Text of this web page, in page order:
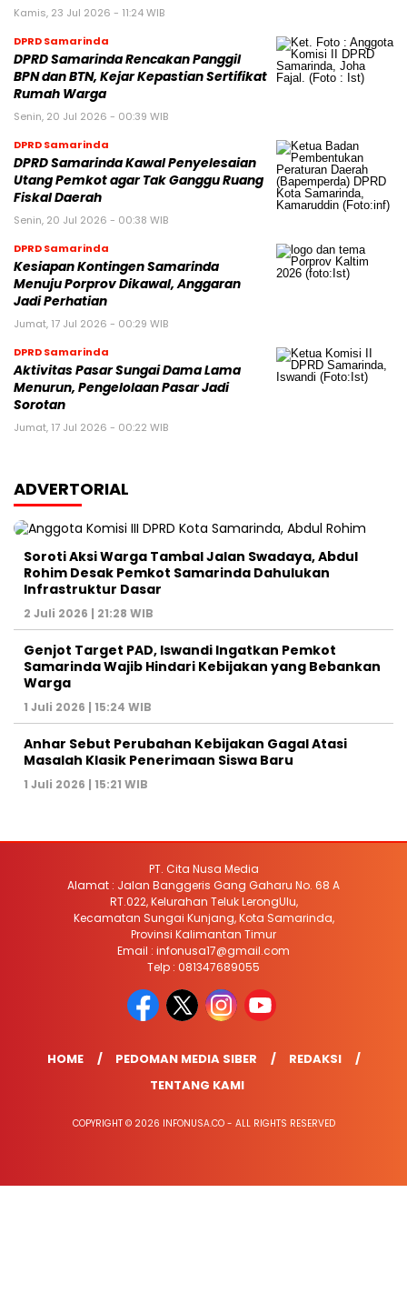
Kamis, 23 Jul 2026 - 11:24 WIB
DPRD Samarinda
DPRD Samarinda Rencakan Panggil
BPN dan BTN, Kejar Kepastian Sertifikat
Rumah Warga
Senin, 20 Jul 2026 - 00:39 WIB
DPRD Samarinda
DPRD Samarinda Kawal Penyelesaian
Utang Pemkot agar Tak Ganggu Ruang
Fiskal Daerah
Senin, 20 Jul 2026 - 00:38 WIB
DPRD Samarinda
Kesiapan Kontingen Samarinda
Menuju Porprov Dikawal, Anggaran
Jadi Perhatian
Jumat, 17 Jul 2026 - 00:29 WIB
DPRD Samarinda
Aktivitas Pasar Sungai Dama Lama
Menurun, Pengelolaan Pasar Jadi
Sorotan
Jumat, 17 Jul 2026 - 00:22 WIB
ADVERTORIAL
Soroti Aksi Warga Tambal Jalan Swadaya, Abdul
Rohim Desak Pemkot Samarinda Dahulukan
Infrastruktur Dasar
2 Juli 2026 | 21:28 WIB
Genjot Target PAD, Iswandi Ingatkan Pemkot
Samarinda Wajib Hindari Kebijakan yang Bebankan
Warga
1 Juli 2026 | 15:24 WIB
Anhar Sebut Perubahan Kebijakan Gagal Atasi
Masalah Klasik Penerimaan Siswa Baru
1 Juli 2026 | 15:21 WIB
PT. Cita Nusa Media
Alamat : Jalan Banggeris Gang Gaharu No. 68 A
RT.022, Kelurahan Teluk LerongUlu,
Kecamatan Sungai Kunjang, Kota Samarinda,
Provinsi Kalimantan Timur
Email : infonusa17@gmail.com
Telp : 081347689055
HOME PEDOMAN MEDIA SIBER
REDAKSI
TENTANG KAMI
COPYRIGHT © 2026 INFONUSA.CO - ALL RIGHTS RESERVED